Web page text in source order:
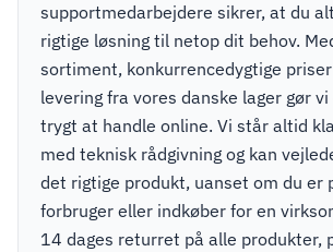
supportmedarbejdere sikrer, at du
rigtige løsning til netop dit behov.
sortiment, konkurrencedygtige
levering fra vores danske lager gør
trygt at handle online. Vi står altid
med teknisk rådgivning og kan
det rigtige produkt, uanset om du er
forbruger eller indkøber for en
14 dages returret på alle produkter,